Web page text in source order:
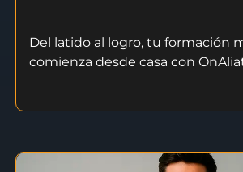
Del latido al logro, tu formación
comienza desde casa con